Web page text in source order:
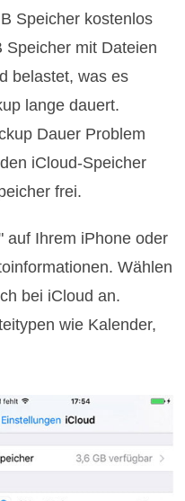
Speicher kostenlos
Speicher mit Dateien
belastet, was es
lange dauert.
Dauer Problem
iCloud-Speicher
frei.
auf Ihrem iPhone oder
Wählen
bei iCloud an.
wie Kalender,